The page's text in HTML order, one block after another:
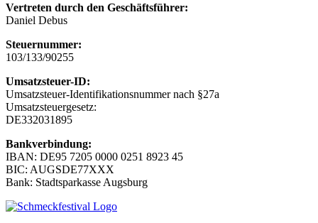
Vertreten durch den Geschäftsführer:
Daniel Debus
Steuernummer:
103/133/90255
Umsatzsteuer-ID:
Umsatzsteuer-Identifikationsnummer nach §27a
Umsatzsteuergesetz:
DE332031895
Bankverbindung:
IBAN: DE95 7205 0000 0251 8923 45
BIC: AUGSDE77XXX
Bank: Stadtsparkasse Augsburg